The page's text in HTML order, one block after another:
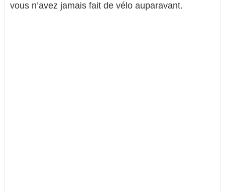
vous n’avez jamais fait de vélo auparavant.